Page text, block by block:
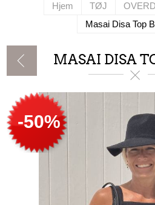
Hjem TØJ
Masai Disa Top
MASAI DISA
-50%